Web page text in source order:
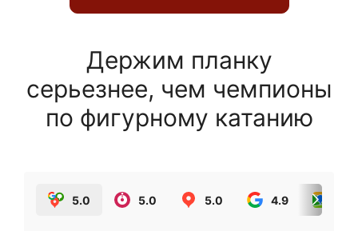
Держим планку
серьезнее, чем чемпионы
по фигурному катанию
5.0 5.0 5.0 4.9